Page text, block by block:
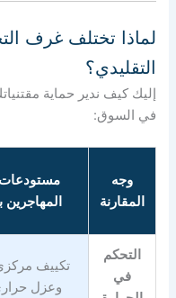
لماذا تختلف غرف
التقليدي؟
إليك كيف ندير حماية
في السوق:
وجه
المقارنة
المهاجرين
التحكم
في
تكييف
وعزل